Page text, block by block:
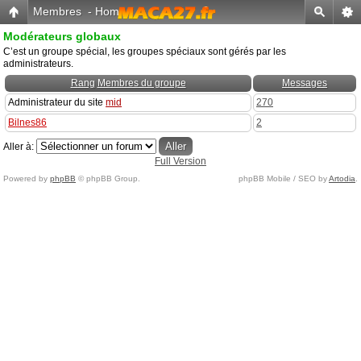
Membres - Home
Modérateurs globaux
C’est un groupe spécial, les groupes spéciaux sont gérés par les
administrateurs.
Rang Membres du groupe
Messages
Administrateur du site mid
270
Bilnes86
2
Aller à:
Full Version
Powered by phpBB © phpBB Group. phpBB Mobile / SEO byArtodia